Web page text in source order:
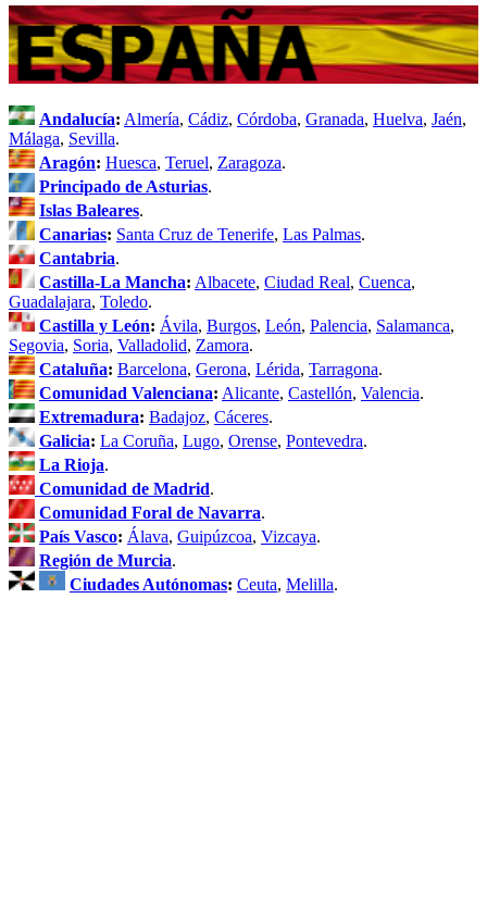
Andalucía: Almería, Cádiz, Córdoba, Granada, Huelva, Jaén,
Málaga, Sevilla.
Aragón: Huesca, Teruel, Zaragoza.
Principado de Asturias.
Islas Baleares.
Canarias: Santa Cruz de Tenerife, Las Palmas.
Cantabria.
Castilla-La Mancha: Albacete, Ciudad Real, Cuenca,
Guadalajara, Toledo.
Castilla y León: Ávila, Burgos, León, Palencia, Salamanca,
Segovia, Soria, Valladolid, Zamora.
Cataluña: Barcelona, Gerona, Lérida, Tarragona.
Comunidad Valenciana: Alicante, Castellón, Valencia.
Extremadura: Badajoz, Cáceres.
Galicia: La Coruña, Lugo, Orense, Pontevedra.
La Rioja.
Comunidad de Madrid.
Comunidad Foral de Navarra.
País Vasco: Álava, Guipúzcoa, Vizcaya.
Región de Murcia.
Ciudades Autónomas: Ceuta, Melilla.